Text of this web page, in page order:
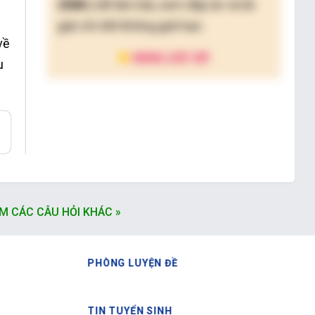
250K )
để làm bài, xem đáp án và lời
giải chi tiết không giới hạn.
NÂNG CẤP VIP
CÁC CÂU HỎI KHÁC »
PHÒNG LUYỆN ĐỀ
TIN TUYỂN SINH